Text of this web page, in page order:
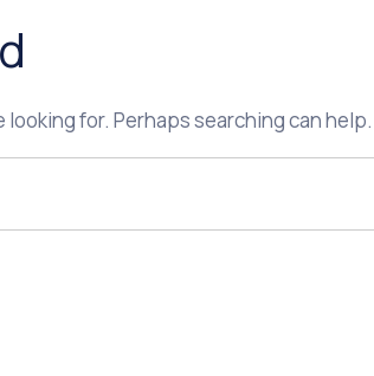
looking for. Perhaps searching can help.